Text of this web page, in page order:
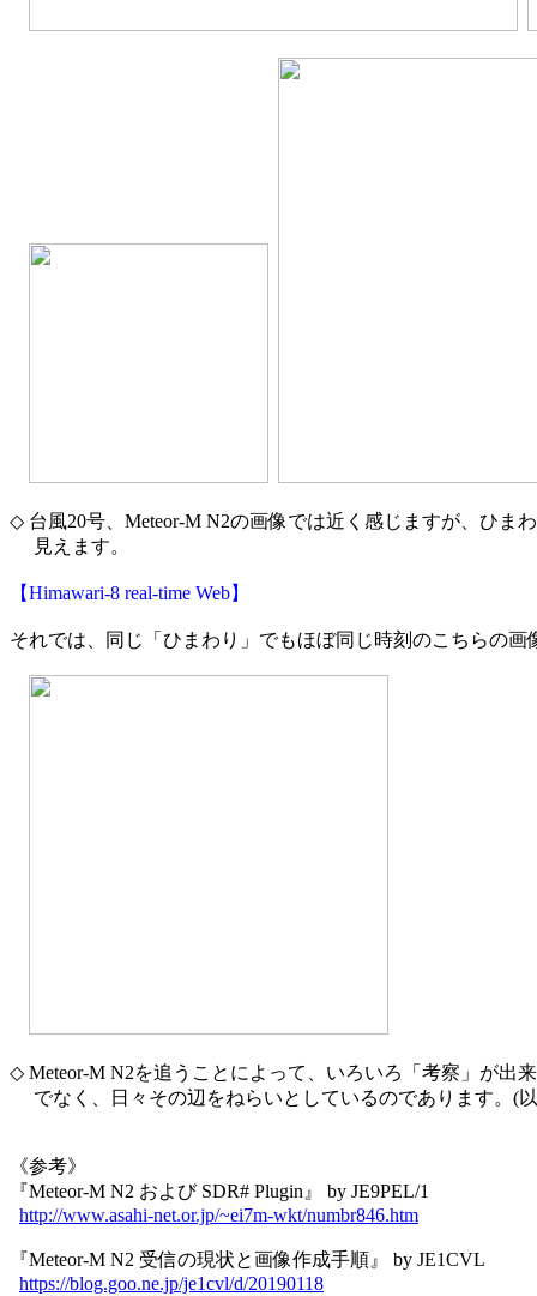
◇ 台風20号、Meteor-M N2の画像では近く感じますが、ひま
見えます。
【Himawari-8 real-time Web】
それでは、同じ「ひまわり」でもほぼ同じ時刻のこちらの画
◇ Meteor-M N2を追うことによって、いろいろ「考察」が出
でなく、日々その辺をねらいとしているのであります。(
《参考》
『Meteor-M N2 および SDR# Plugin』 by JE9PEL/1
http://www.asahi-net.or.jp/~ei7m-wkt/numbr846.htm
『Meteor-M N2 受信の現状と画像作成手順』 by JE1CVL
https://blog.goo.ne.jp/je1cvl/d/20190118